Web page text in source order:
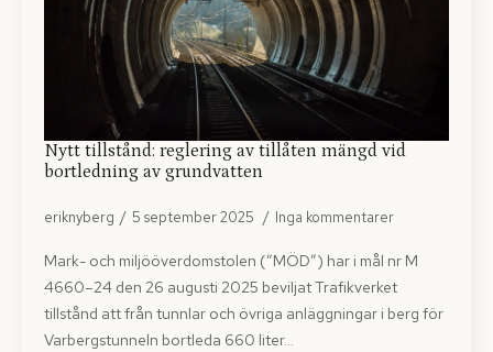
Nytt tillstånd: reglering av tillåten mängd vid
bortledning av grundvatten
eriknyberg 5 september 2025 Inga kommentarer
Mark- och miljööverdomstolen (”MÖD”) har i mål nr M
4660–24 den 26 augusti 2025 beviljat Trafikverket
tillstånd att från tunnlar och övriga anläggningar i berg för
Varbergstunneln bortleda 660 liter…